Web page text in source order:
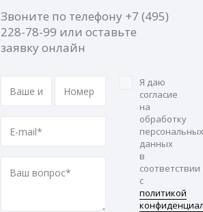
Звоните по телефону +7 (495)
228-78-99 или оставьте
заявку онлайн
Я даю
согласие
на
обработку
персональных
данных
в
соответствии
с
политикой